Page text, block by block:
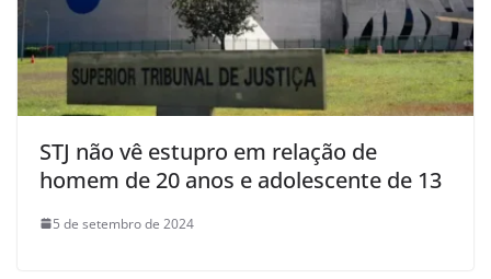
STJ não vê estupro em relação de
homem de 20 anos e adolescente de 13
5 de setembro de 2024